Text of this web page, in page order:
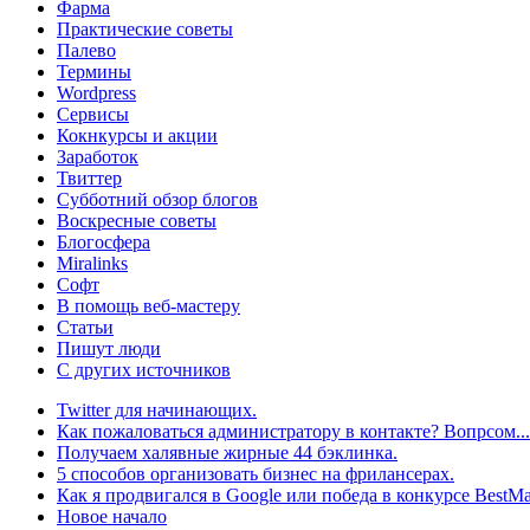
Фарма
Практические советы
Палево
Термины
Wordpress
Сервисы
Кокнкурсы и акции
Заработок
Твиттер
Субботний обзор блогов
Воскресные советы
Блогосфера
Miralinks
Софт
В помощь веб-мастеру
Статьи
Пишут люди
С других источников
Twitter для начинающих.
Как пожаловаться администратору в контакте? Вопрсом...
Получаем халявные жирные 44 бэклинка.
5 способов организовать бизнес на фрилансерах.
Как я продвигался в Google или победа в конкурсе
Новое начало